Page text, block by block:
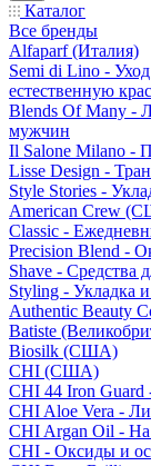
Каталог
Все бренды
Alfaparf (Италия)
Semi di Lino -
естественную
Blends Of Many -
мужчин
Il Salone Milano -
Lisse Design -
Style Stories -
American Crew
Classic -
Precision Blend -
Shave - Средства
Styling - Укладка
Authentic Beauty
Batiste
Biosilk (США)
CHI (США)
CHI 44 Iron Guard
CHI Aloe Vera -
CHI Argan Oil - На
CHI - Оксиды и